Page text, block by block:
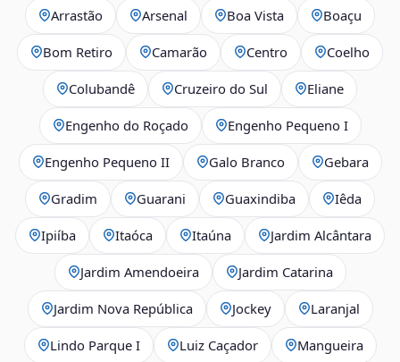
Arrastão Arsenal Boa Vista Boaçu
Bom Retiro Camarão Centro Coelho
Colubandê Cruzeiro do Sul Eliane
Engenho do Roçado Engenho Pequeno I
Engenho Pequeno II Galo Branco Gebara
Gradim Guarani Guaxindiba Iêda
Ipiíba Itaóca Itaúna Jardim Alcântara
Jardim Amendoeira Jardim Catarina
Jardim Nova República Jockey Laranjal
Lindo Parque I Luiz Caçador Mangueira